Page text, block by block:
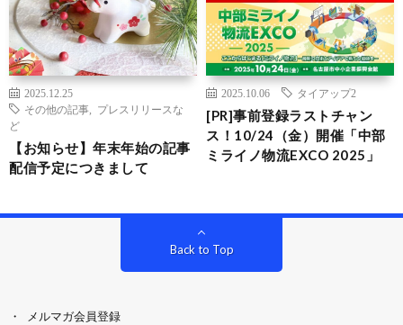
2025.12.25
その他の記事
プレスリリースな
ど
【お知らせ】年末年始の記事
配信予定につきまして
2025.10.06 タイアップ2
[PR]事前登録ラストチャン
ス！10/24（金）開催「中部
ミライノ物流EXCO 2025」
Back to Top
メルマガ会員登録